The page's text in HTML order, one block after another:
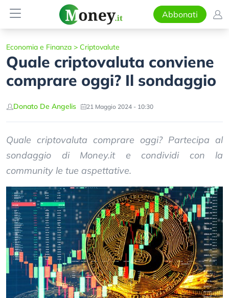
Abbonati
Economia e Finanza > Criptovalute
Quale criptovaluta conviene
comprare oggi? Il sondaggio
Donato De Angelis 21 Maggio 2024 - 10:30
Quale criptovaluta comprare oggi? Partecipa al
sondaggio di Money.it e condividi con la
community le tue aspettative.